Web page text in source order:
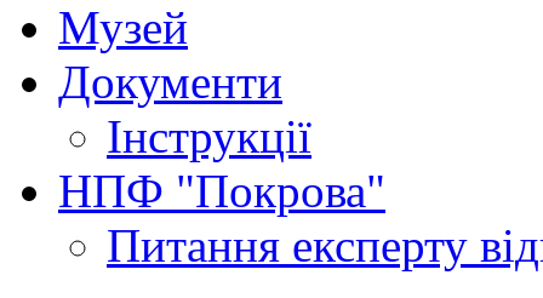
Музей
Документи
Інструкції
НПФ "Покрова"
Питання експерту